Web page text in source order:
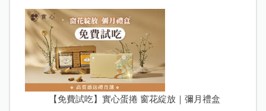
【免費試吃】實心蛋捲 窗花綻放｜彌月禮盒